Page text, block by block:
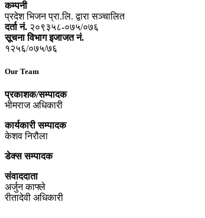
कम्पनी
प्रदेश भिजन प्रा.लि. द्वारा सञ्‍चालित
दर्ता नं. २०९३५८-०७५/०७६
सूचना विभाग इजाजत नं.
१२५६/०७५/७६
Our Team
प्रकाशक/सम्पादक
भीमराज अधिकारी
कार्यकारी सम्पादक
केशव निरौला
डेक्स सम्पादक
संवाददाता
अर्जुन काफ्ले
रीतादेवी अधिकारी